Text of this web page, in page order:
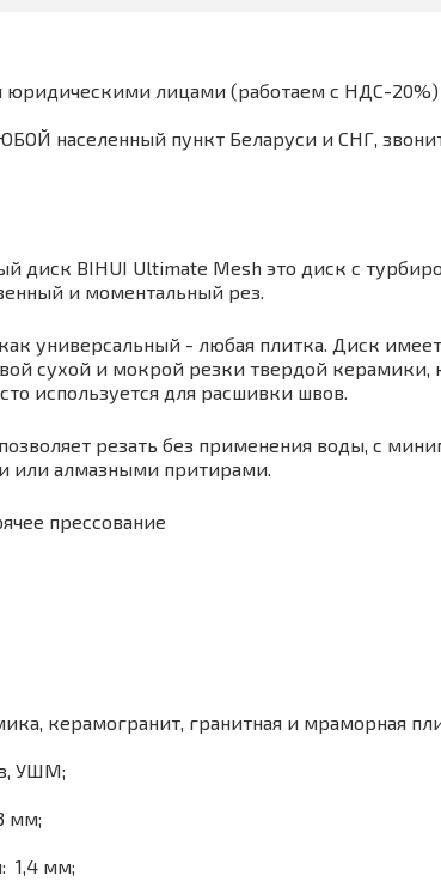
юридическими лицами (работаем с НДС-20%)
населенный пункт Беларуси и СНГ,
диск BIHUI Ultimate Mesh это диск с
и моментальный рез.
универсальный - любая плитка. Диск
сухой и мокрой резки твердой керамики,
используется для расшивки швов.
резать без применения воды, с
или алмазными притирами.
прессование
керамогранит, гранитная и мраморная
УШМ;
мм;
1,4 мм;